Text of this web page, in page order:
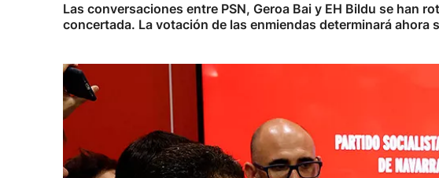
Las conversaciones entre PSN, Geroa Bai y EH Bildu se han
concertada. La votación de las enmiendas determinará